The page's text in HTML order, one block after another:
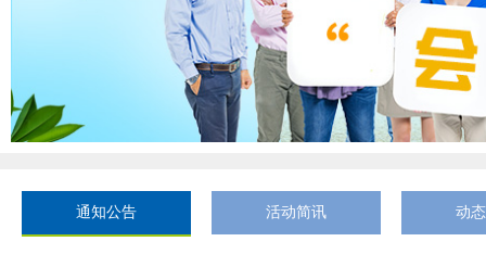
通知公告 活动简讯 动